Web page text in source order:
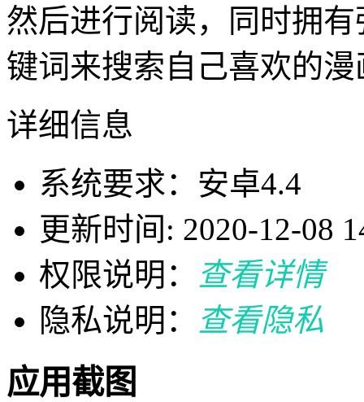
然后进行阅读，同时拥
键词来搜索自己喜欢的漫
详细信息
系统要求：安卓4.4
更新时间: 2020-12-08
权限说明：
查看详情
隐私说明：
查看隐私
应用截图